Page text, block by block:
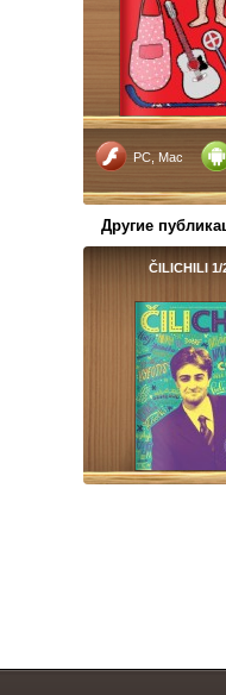
PC, Mac
Другие
ČILICHILI 1/